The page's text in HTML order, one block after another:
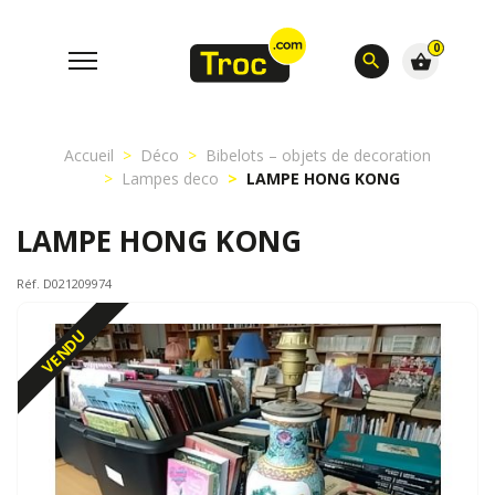
search
0
shopping_basket
Accueil Déco
Bibelots – objets de decoration
Lampes deco
LAMPE HONG KONG
LAMPE HONG KONG
Réf. D021209974
VENDU